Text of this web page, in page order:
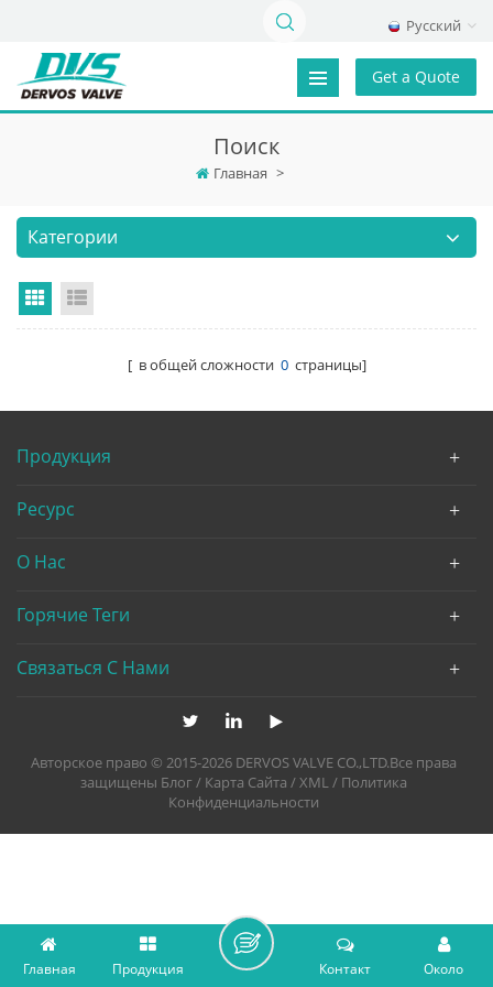
Русский
Get a Quote
Поиск
Главная >
Категории
Grid View
[ в общей сложности 0страницы]
Продукция
Ресурс
О Нас
Горячие Теги
Связаться С Нами
Авторское право © 2015-2026 DERVOS VALVE CO.,LTD.Все права
защищены Блог / Карта Сайта /XML/ Политика
Конфиденциальности
Главная Продукция Около
Контакт